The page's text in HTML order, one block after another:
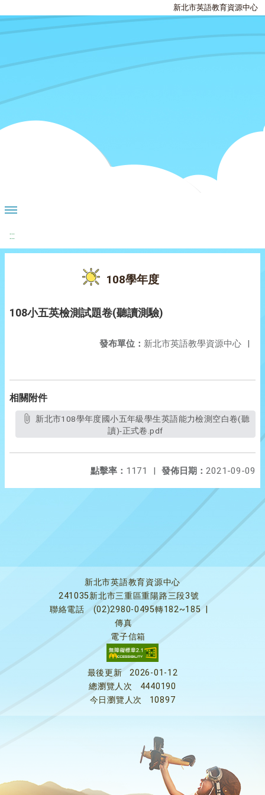
新北市英語教育資源中心
:::
108學年度
108小五英檢測試題卷(聽讀測驗)
發布單位： 新北市英語教學資源中心 |
相關附件
讀)-正式卷.pdf
發佈日期： 2021-09-09
點擊率： 1171 |
新北市英語教育資源中心
241035新北市三重區重陽路三段3號
聯絡電話
(02)2980-0495轉182~185
傳真
電子信箱
最後更新
2026-01-12
總瀏覽人次
4440190
今日瀏覽人次
10897